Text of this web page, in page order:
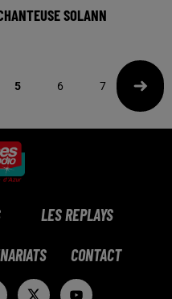
SOLANN
5 6 7 8
LES REPLAYS
CONTACT